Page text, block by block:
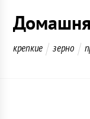
крепкие зерно